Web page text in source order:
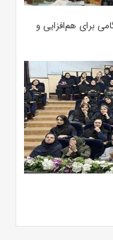
برای هم‌افزایی و